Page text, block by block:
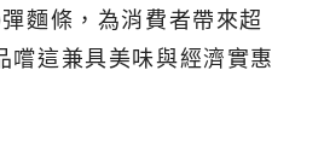
麵條，為消費者帶來超
嚐這兼具美味與經濟實惠